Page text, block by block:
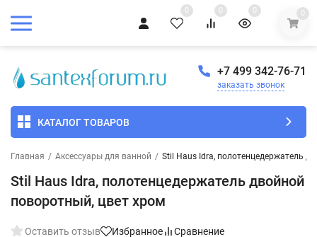
0 0 0 0
+7 499 342-76-71
заказать звонок
КАТАЛОГ ТОВАРОВ
Главная / Аксессуары для ванной / Stil Haus Idra, полотенцедержатель
Stil Haus Idra, полотенцедержатель двойной
поворотный, цвет хром
Оставить отзыв Избранное Сравнение